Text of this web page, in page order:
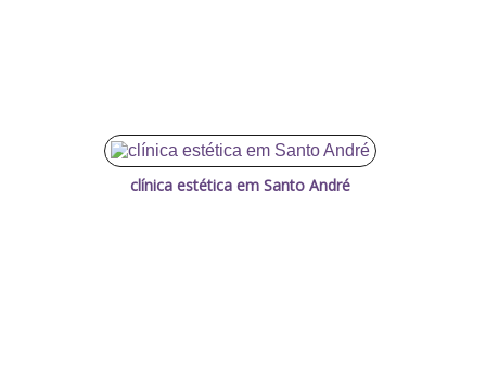
clínica estética em Santo André